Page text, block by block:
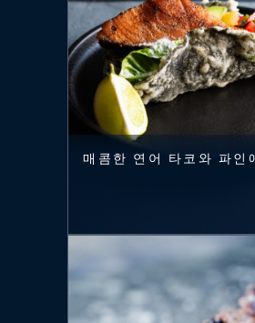
매콤한 연어 타코와 파인